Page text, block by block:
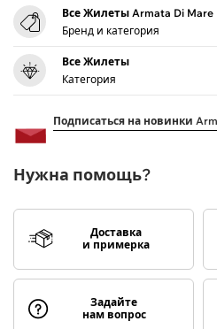
Все Жилеты Armata Di Mare
Бренд и категория
Все Жилеты
Категория
Подписаться на новинки
Нужна помощь?
Доставка
и примерка
Задайте
нам вопрос